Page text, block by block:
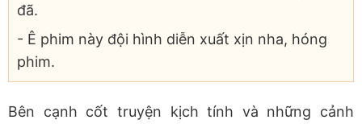
đã.
- Ê phim này đội hình diễn xuất xịn nha, hóng
phim.
Bên cạnh cốt truyện kịch tính và những cảnh